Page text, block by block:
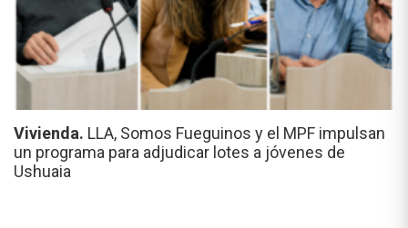
Vivienda. LLA, Somos Fueguinos y el MPF impulsan
un programa para adjudicar lotes a jóvenes de
Ushuaia